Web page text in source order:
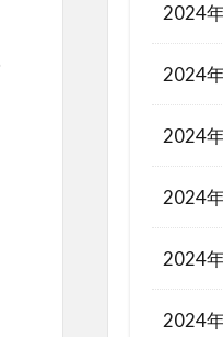
2024
2024
2024
2024
2024
2024